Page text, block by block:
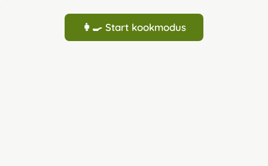
👩‍🍳 Start kookmodus